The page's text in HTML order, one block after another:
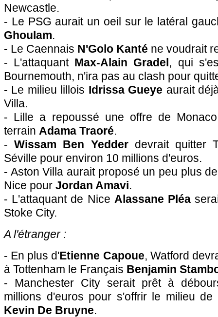
Newcastle.
- Le PSG aurait un oeil sur le latéral
Ghoulam.
- Le Caennais N'Golo Kanté ne voudrait
- L'attaquant Max-Alain Gradel, qui
Bournemouth, n'ira pas au clash pour
- Le milieu lillois Idrissa Gueye aurait
Villa.
- Lille a repoussé une offre de
terrain Adama Traoré.
-Wissam Ben Yedderdevrait quitter
Séville pour environ 10 millions d'euros.
- Aston Villa aurait proposé un peu plus
Nice pour Jordan Amavi.
- L'attaquant de Nice Alassane Pléa
Stoke City.
A l'étranger :
- En plus d'Etienne Capoue, Watford
à Tottenham le Français Benjamin
- Manchester City serait prêt à
millions d'euros pour s'offrir le milieu de
Kevin De Bruyne.